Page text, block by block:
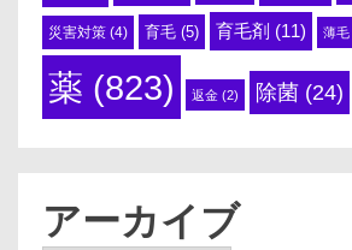
災害対策 (4) 育毛 (5) 育毛剤 (11) 薄毛
薬 (823) 返金 (2) 除菌 (24)
アーカイブ